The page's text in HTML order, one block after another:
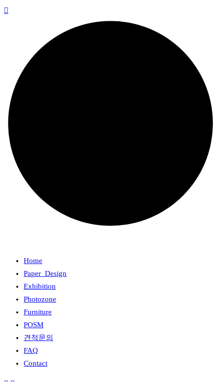
Home
Paper_Design
Exhibition
Photozone
Furniture
POSM
견적문의
FAQ
Contact